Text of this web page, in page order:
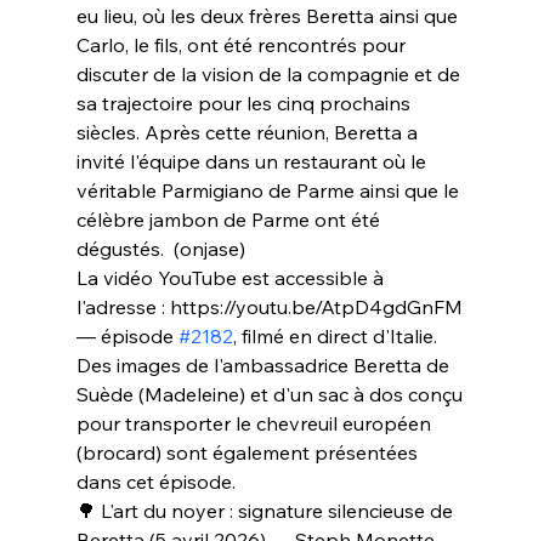
eu lieu, où les deux frères Beretta ainsi que
Carlo, le fils, ont été rencontrés pour
discuter de la vision de la compagnie et de
sa trajectoire pour les cinq prochains
siècles. Après cette réunion, Beretta a
invité l'équipe dans un restaurant où le
véritable Parmigiano de Parme ainsi que le
célèbre jambon de Parme ont été
dégustés.  (onjase)
La vidéo YouTube est accessible à
l'adresse : https://youtu.be/AtpD4gdGnFM
— épisode #2182, filmé en direct d'Italie.
Des images de l'ambassadrice Beretta de
Suède (Madeleine) et d'un sac à dos conçu
pour transporter le chevreuil européen
(brocard) sont également présentées
dans cet épisode.
🌳 L'art du noyer : signature silencieuse de